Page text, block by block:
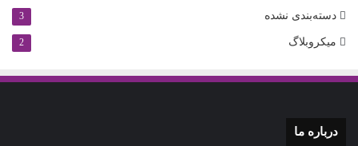
دسته‌بندی نشده 3
میکروبلاگ 2
درباره‌ ما